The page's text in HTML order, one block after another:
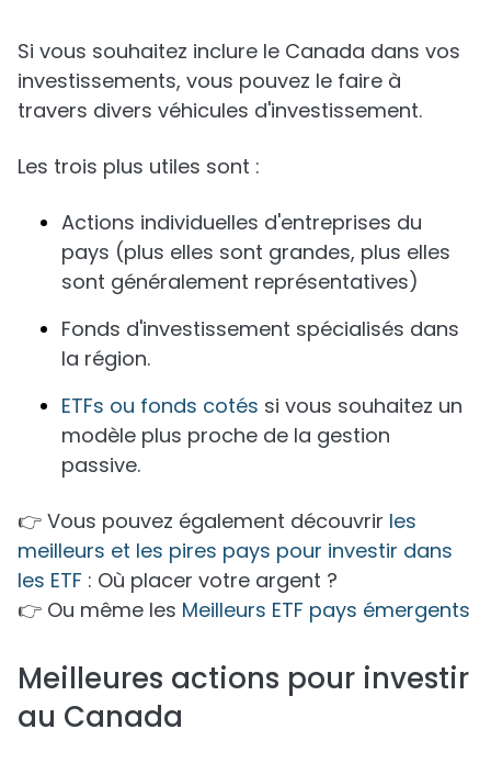
Si vous souhaitez inclure le Canada dans vos
investissements, vous pouvez le faire à
travers divers véhicules d'investissement.
Les trois plus utiles sont :
Actions individuelles d'entreprises du
pays (plus elles sont grandes, plus elles
sont généralement représentatives)
Fonds d'investissement spécialisés dans
la région.
ETFs ou fonds cotés si vous souhaitez un
modèle plus proche de la gestion
passive.
👉 Vous pouvez également découvrir les
meilleurs et les pires pays pour investir dans
les ETF : Où placer votre argent ?
👉 Ou même les Meilleurs ETF pays émergents
Meilleures actions pour investir
au Canada